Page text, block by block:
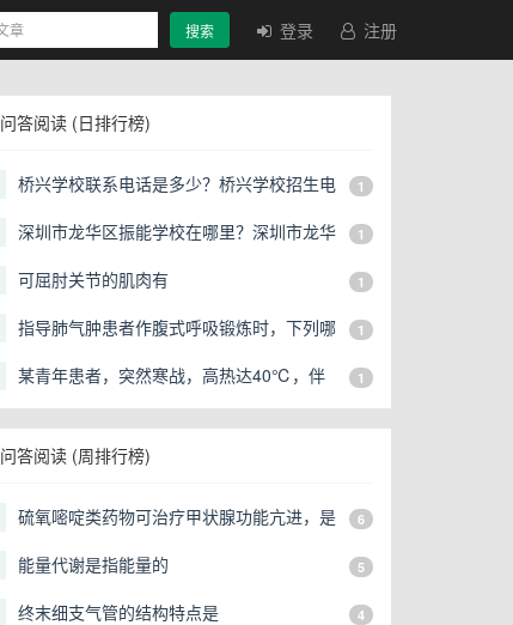
搜索 登录 注册
问答阅读 (日排行榜)
桥兴学校联系电话是多少？桥兴学校招生电
1
深圳市龙华区振能学校在哪里？深圳市龙华
1
可屈肘关节的肌肉有 1
指导肺气肿患者作腹式呼吸锻炼时，下列哪
1
某青年患者，突然寒战，高热达40℃，伴
有咳嗽、胸痛，2h前服阿司匹林，出大汗
后热退，血压10．6／6．5kPa，脉搏102
次／min，神志清，四肢暖，白细胞20×10
呈段分布，诊断为
1
问答阅读 (周排行榜)
硫氧嘧啶类药物可治疗甲状腺功能亢进，是
6
能量代谢是指能量的 5
终末细支气管的结构特点是 4